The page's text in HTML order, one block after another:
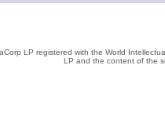
LP registered with the World
LP and the content of the